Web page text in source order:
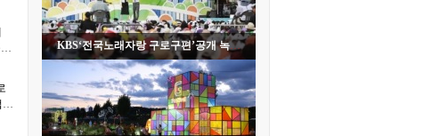
체
KBS‘전국노래자랑 구로구편’공개 녹화
성황리 열려